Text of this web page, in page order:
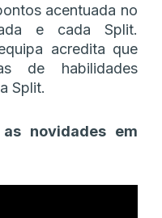
acentuada no
e cada Split.
acredita que
de habilidades
Split.
novidades em